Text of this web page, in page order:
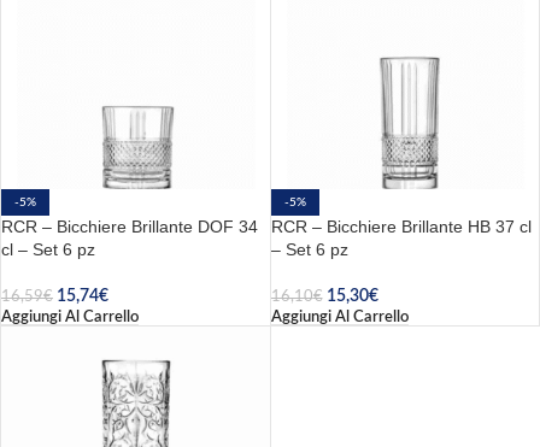
-5%
RCR – Bicchiere Brillante DOF 34
cl – Set 6 pz
16,59€ 15,74€
Aggiungi Al Carrello
-5%
RCR – Bicchiere Brillante HB 37 cl
– Set 6 pz
16,10€ 15,30€
Aggiungi Al Carrello